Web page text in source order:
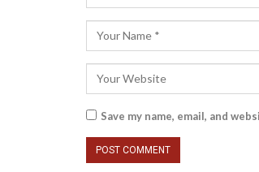
Save my name, email, and